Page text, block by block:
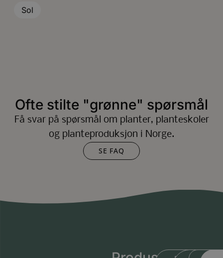
Sol
Ofte stilte "grønne" spørsmål
Få svar på spørsmål om planter, planteskoler
og planteproduksjon i Norge.
SE FAQ